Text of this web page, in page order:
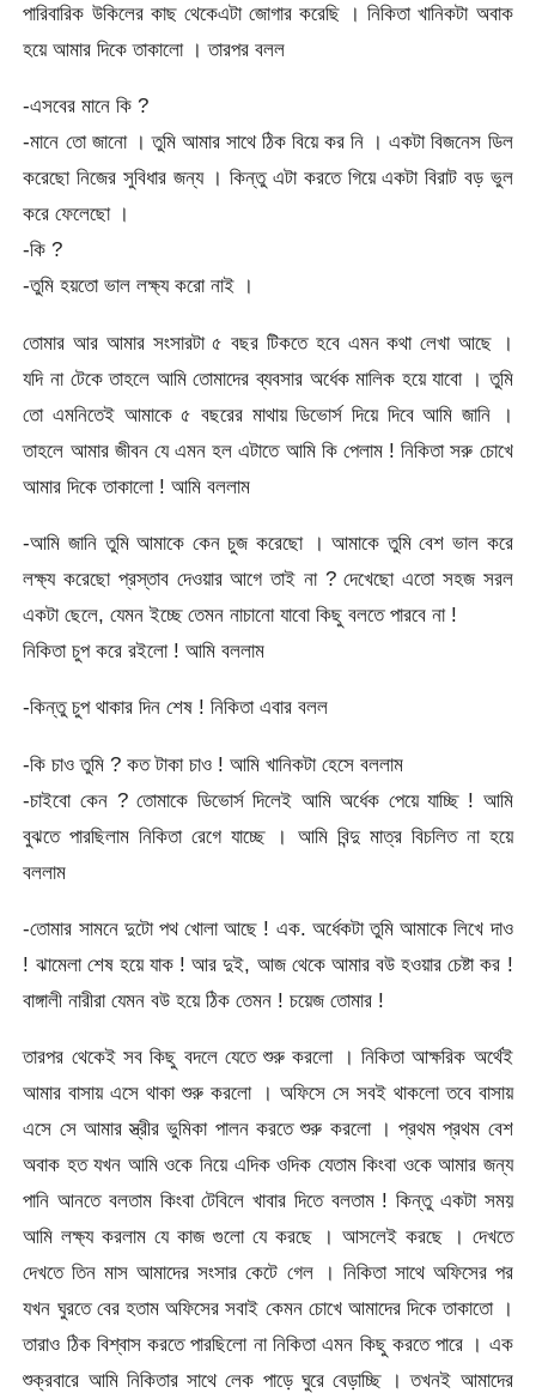
পারিবারিক উকিলের কাছ থেকেএটা জোগার করেছি । নিকিতা খানিকটা অবাক
হয়ে আমার দিকে তাকালো । তারপর বলল
-এসবের মানে কি ?
-মানে তো জানো । তুমি আমার সাথে ঠিক বিয়ে কর নি । একটা বিজনেস ডিল
করেছো নিজের সুবিধার জন্য । কিন্তু এটা করতে গিয়ে একটা বিরাট বড় ভুল
করে ফেলেছো ।
-কি ?
-তুমি হয়তো ভাল লক্ষ্য করো নাই ।
তোমার আর আমার সংসারটা ৫ বছর টিকতে হবে এমন কথা লেখা আছে ।
যদি না টেকে তাহলে আমি তোমাদের ব্যবসার অর্ধেক মালিক হয়ে যাবো । তুমি
তো এমনিতেই আমাকে ৫ বছরের মাথায় ডিভোর্স দিয়ে দিবে আমি জানি ।
তাহলে আমার জীবন যে এমন হল এটাতে আমি কি পেলাম ! নিকিতা সরু চোখে
আমার দিকে তাকালো ! আমি বললাম
-আমি জানি তুমি আমাকে কেন চুজ করেছো । আমাকে তুমি বেশ ভাল করে
লক্ষ্য করেছো প্রস্তাব দেওয়ার আগে তাই না ? দেখেছো এতো সহজ সরল
একটা ছেলে, যেমন ইচ্ছে তেমন নাচানো যাবো কিছু বলতে পারবে না !
নিকিতা চুপ করে রইলো ! আমি বললাম
-কিন্তু চুপ থাকার দিন শেষ ! নিকিতা এবার বলল
-কি চাও তুমি ? কত টাকা চাও ! আমি খানিকটা হেসে বললাম
-চাইবো কেন ? তোমাকে ডিভোর্স দিলেই আমি অর্ধেক পেয়ে যাচ্ছি ! আমি
বুঝতে পারছিলাম নিকিতা রেগে যাচ্ছে । আমি বিন্দু মাত্র বিচলিত না হয়ে
বললাম
-তোমার সামনে দুটো পথ খোলা আছে ! এক. অর্ধেকটা তুমি আমাকে লিখে দাও
! ঝামেলা শেষ হয়ে যাক ! আর দুই, আজ থেকে আমার বউ হওয়ার চেষ্টা কর !
বাঙ্গালী নারীরা যেমন বউ হয়ে ঠিক তেমন ! চয়েজ তোমার !
তারপর থেকেই সব কিছু বদলে যেতে শুরু করলো । নিকিতা আক্ষরিক অর্থেই
আমার বাসায় এসে থাকা শুরু করলো । অফিসে সে সবই থাকলো তবে বাসায়
এসে সে আমার স্ত্রীর ভুমিকা পালন করতে শুরু করলো । প্রথম প্রথম বেশ
অবাক হত যখন আমি ওকে নিয়ে এদিক ওদিক যেতাম কিংবা ওকে আমার জন্য
পানি আনতে বলতাম কিংবা টেবিলে খাবার দিতে বলতাম ! কিন্তু একটা সময়
আমি লক্ষ্য করলাম যে কাজ গুলো যে করছে । আসলেই করছে । দেখতে
দেখতে তিন মাস আমাদের সংসার কেটে গেল । নিকিতা সাথে অফিসের পর
যখন ঘুরতে বের হতাম অফিসের সবাই কেমন চোখে আমাদের দিকে তাকাতো ।
তারাও ঠিক বিশ্বাস করতে পারছিলো না নিকিতা এমন কিছু করতে পারে । এক
শুক্রবারে আমি নিকিতার সাথে লেক পাড়ে ঘুরে বেড়াচ্ছি । তখনই আমাদের